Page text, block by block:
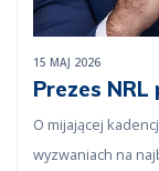
15 MAJ 2026
Prezes
działania
O mijającej
wyzwaniach na